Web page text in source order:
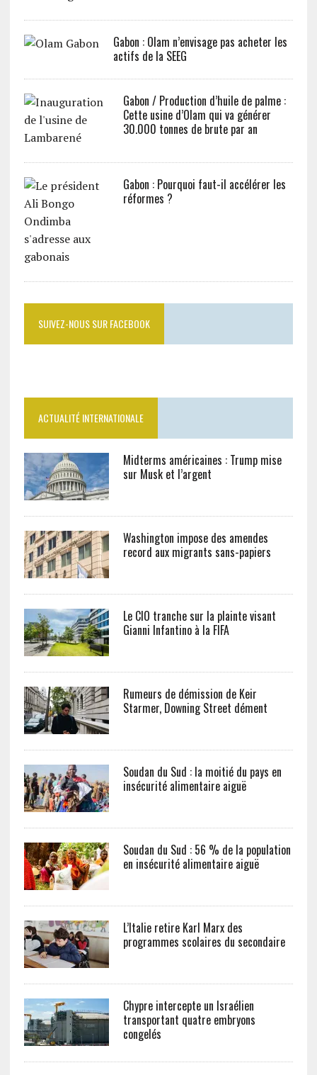
Gabon : Olam n’envisage pas acheter les
actifs de la SEEG
Gabon / Production d’huile de palme :
Cette usine d’Olam qui va générer
30.000 tonnes de brute par an
Gabon : Pourquoi faut-il accélérer les
réformes ?
SUIVEZ-NOUS SUR FACEBOOK
ACTUALITÉ INTERNATIONALE
Midterms américaines : Trump mise
sur Musk et l’argent
Washington impose des amendes
record aux migrants sans-papiers
Le CIO tranche sur la plainte visant
Gianni Infantino à la FIFA
Rumeurs de démission de Keir
Starmer, Downing Street dément
Soudan du Sud : la moitié du pays en
insécurité alimentaire aiguë
Soudan du Sud : 56 % de la population
en insécurité alimentaire aiguë
L’Italie retire Karl Marx des
programmes scolaires du secondaire
Chypre intercepte un Israélien
transportant quatre embryons
congelés